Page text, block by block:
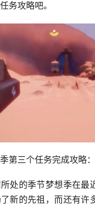
务攻略吧。
第三个任务完成攻略：
处的季节梦想季在最
新的先祖，而还有许